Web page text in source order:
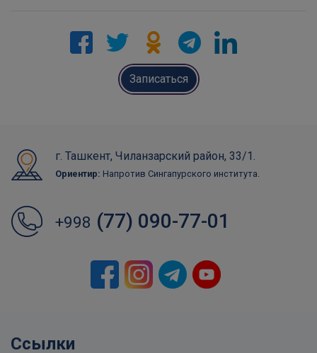
Записаться
г. Ташкент, Чиланзарский район, 33/1.
Ориентир: Напротив Сингапурского института.
+998 (77) 090-77-01
Ссылки